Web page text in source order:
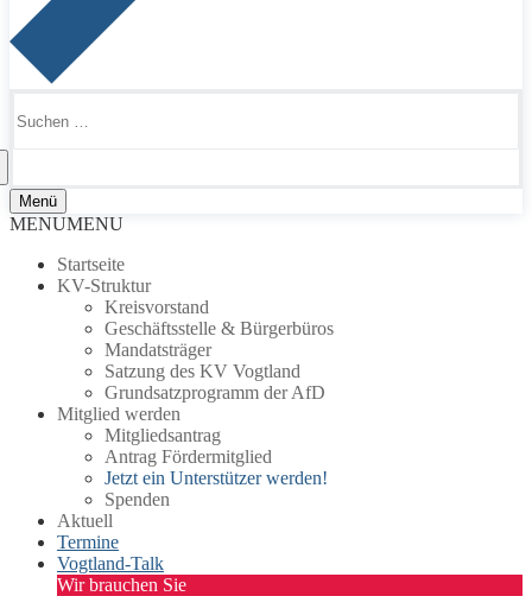
nach:
Menü
MENUMENU
Startseite
KV-Struktur
Kreisvorstand
Geschäftsstelle & Bürgerbüros
Mandatsträger
Satzung des KV Vogtland
Grundsatzprogramm der AfD
Mitglied werden
Mitgliedsantrag
Antrag Fördermitglied
Jetzt ein Unterstützer werden!
Spenden
Aktuell
Termine
Vogtland-Talk
Wir brauchen Sie